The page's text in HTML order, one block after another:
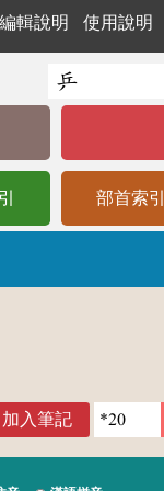
編輯說明 使用說明
部首索引
加入筆記